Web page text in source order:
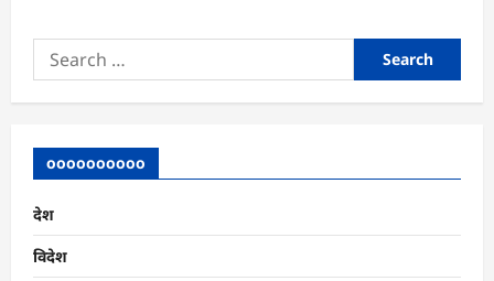
Search
for:
oooooooooo
देश
विदेश